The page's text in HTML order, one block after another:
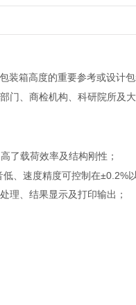
装箱高度的重要参考或设计
门、商检机构、科研院所及
了载荷效率及结构刚性；
、速度精度可控制在±0.2%
理、结果显示及打印输出；